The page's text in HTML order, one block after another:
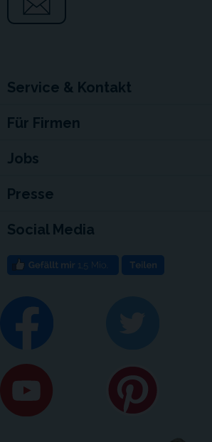
Service & Kontakt
Für Firmen
Jobs
Presse
Social Media